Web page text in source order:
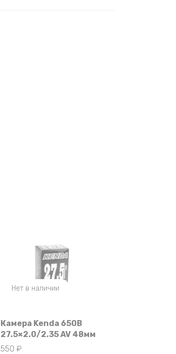
Нет в наличии
Камера Kenda 650B
27.5×2.0/2.35 AV 48мм
550 ₽